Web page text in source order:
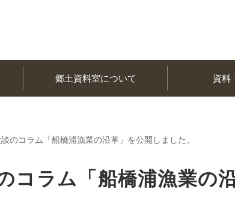
郷土資料室について 資料
のコラム「船橋浦漁業の沿革」を公開しました。
コラム「船橋浦漁業の